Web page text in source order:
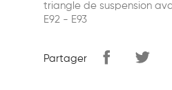
triangle de suspension
E92 - E93
Partager